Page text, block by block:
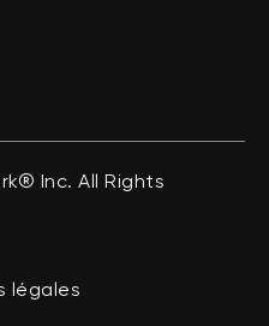
Inc. All Rights
légales